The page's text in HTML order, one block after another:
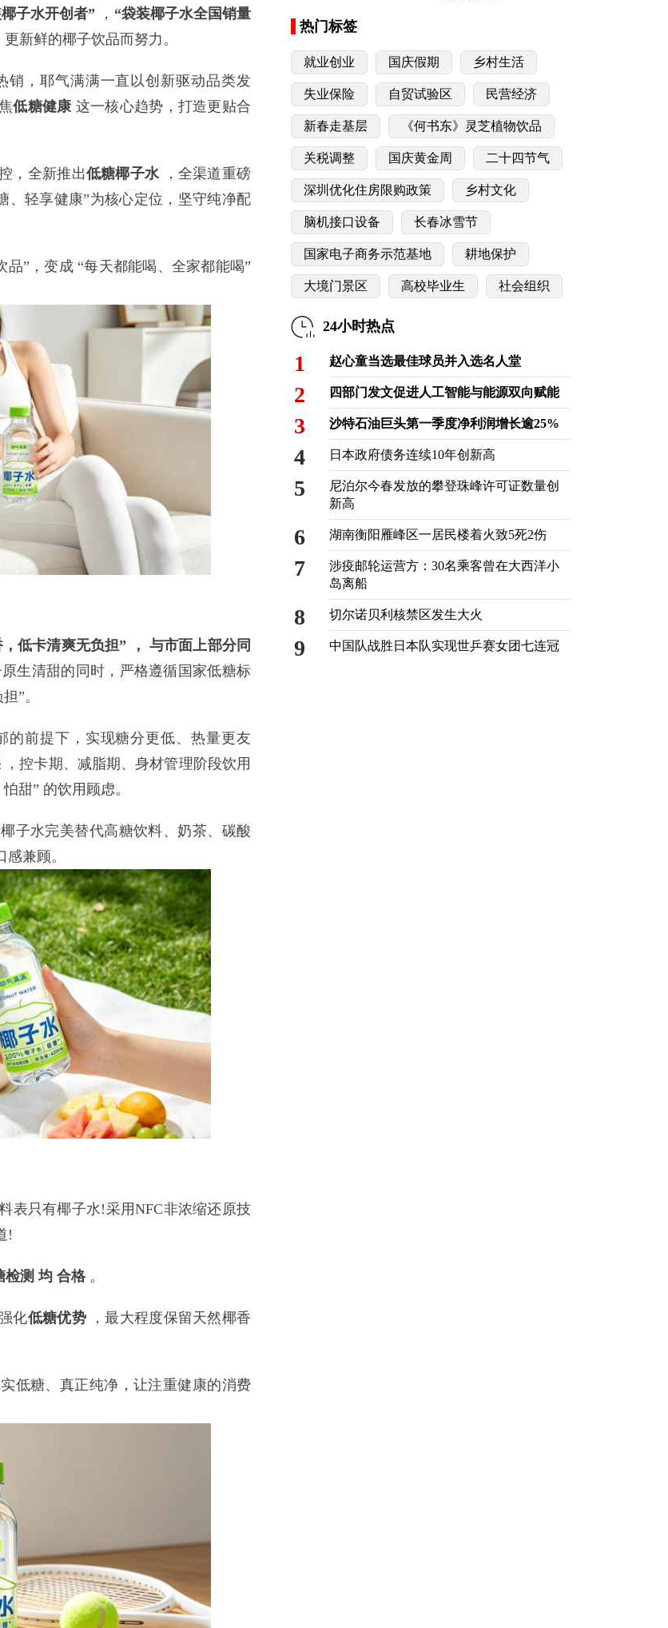
子水开创者” ， “袋装椰子水全国销量
新鲜的椰子饮品而努力。
，耶气满满一直以创新驱动品类发
低糖健康这一核心趋势，打造更贴合
，全新推出低糖椰子水 ，全渠道重磅
、轻享健康”为核心定位，坚守纯净配
”，变成 “每天都能喝、全家都能喝”
低卡清爽无负担” ， 与市面上部分同
原生清甜的同时，严格遵循国家低糖标
”。
前提下，实现糖分更低、热量更友
，控卡期、减脂期、身材管理阶段饮用
甜” 的饮用顾虑。
水完美替代高糖饮料、奶茶、碳酸
兼顾。
只有椰子水!采用NFC非浓缩还原技
!
检测 均 合格。
化低糖优势，最大程度保留天然椰香
糖、真正纯净，让注重健康的消费
热门标签
就业创业 国庆假期 乡村生活
失业保险 自贸试验区 民营经济
新春走基层 《何书东》灵芝植物饮品
关税调整 国庆黄金周 二十四节气
深圳优化住房限购政策 乡村文化
脑机接口设备 长春冰雪节
国家电子商务示范基地 耕地保护
大境门景区 高校毕业生 社会组织
24小时热点
1 赵心童当选最佳球员并入选名人堂
2 四部门发文促进人工智能与能源双向赋能
3 沙特石油巨头第一季度净利润增长逾25%
4 日本政府债务连续10年创新高
5
尼泊尔今春发放的攀登珠峰许可证数量创
新高
6 湖南衡阳雁峰区一居民楼着火致5死2伤
7
涉疫邮轮运营方：30名乘客曾在大西洋小
岛离船
8 切尔诺贝利核禁区发生大火
9 中国队战胜日本队实现世乒赛女团七连冠